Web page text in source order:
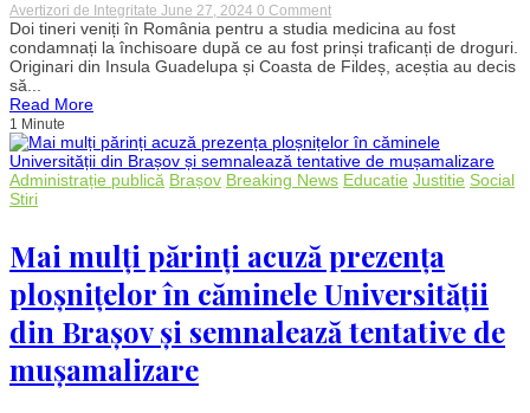
Avertizori de Integritate June 27, 2024 0 Commenton
Doi
studenți
străini
condamnați
droguri
în
România.
Prin
clientela
Doi tineri veniți în România pentru a studia medicina au fost
condamnați la închisoare după ce au fost prinși traficanți de droguri.
Originari din Insula Guadelupa și Coasta de Fildeș, aceștia au decis
să...
Read More
1 Minute
Administrație publică Brașov Breaking News Educatie Justitie Social
Stiri
Mai mulți părinți acuză prezența
ploșnițelor în căminele Universității
din Brașov și semnalează tentative de
mușamalizare